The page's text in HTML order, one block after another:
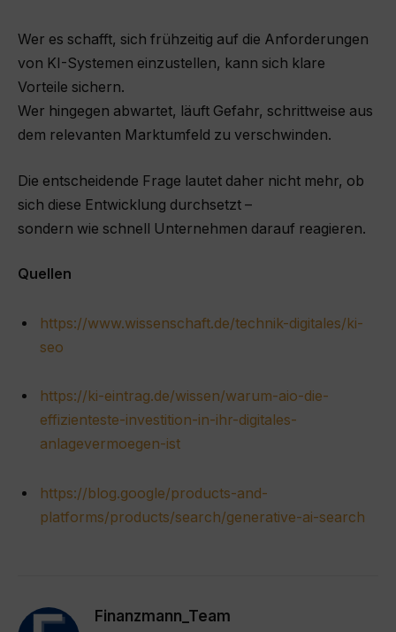
Wer es schafft, sich frühzeitig auf die Anforderungen
von KI-Systemen einzustellen, kann sich klare
Vorteile sichern.
Wer hingegen abwartet, läuft Gefahr, schrittweise aus
dem relevanten Marktumfeld zu verschwinden.
Die entscheidende Frage lautet daher nicht mehr, ob
sich diese Entwicklung durchsetzt –
sondern wie schnell Unternehmen darauf reagieren.
Quellen
https://www.wissenschaft.de/technik-digitales/ki-
seo
https://ki-eintrag.de/wissen/warum-aio-die-
effizienteste-investition-in-ihr-digitales-
anlagevermoegen-ist
https://blog.google/products-and-
platforms/products/search/generative-ai-search
Finanzmann_Team